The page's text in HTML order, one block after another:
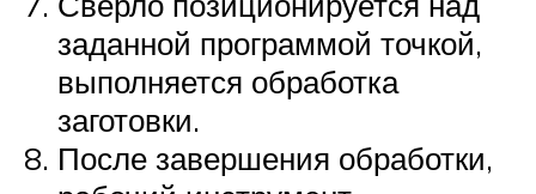
заданной программой точкой,
выполняется обработка
заготовки.
После завершения обработки,